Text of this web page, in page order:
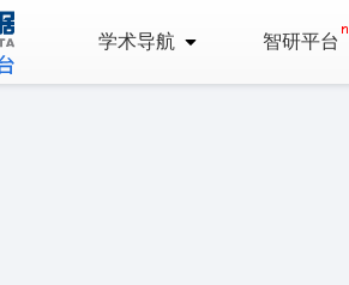
学术导航 智研平台